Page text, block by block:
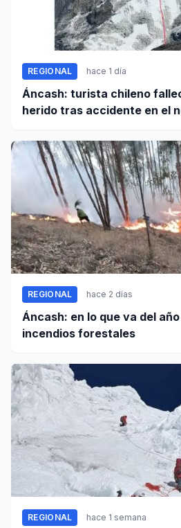
REGIONAL hace 1 día
Áncash: turista chileno
herido tras accidente en el
REGIONAL hace 2 días
Áncash: en lo que va del
incendios forestales
REGIONAL hace 1 semana